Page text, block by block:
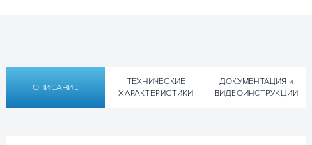
ОПИСАНИЕ
ТЕХНИЧЕСКИЕ
ХАРАКТЕРИСТИКИ
ДОКУМЕНТАЦИЯ и
ВИДЕОИНСТРУКЦИИ